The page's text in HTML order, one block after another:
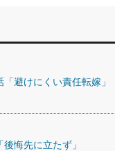
避けにくい責任転嫁」
悔先に立たず」